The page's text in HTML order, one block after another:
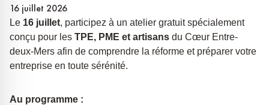
16 juillet 2026
Le 16 juillet, participez à un atelier gratuit spécialement
conçu pour les TPE, PME et artisans du Cœur Entre-
deux-Mers afin de comprendre la réforme et préparer votre
entreprise en toute sérénité.
Au programme :